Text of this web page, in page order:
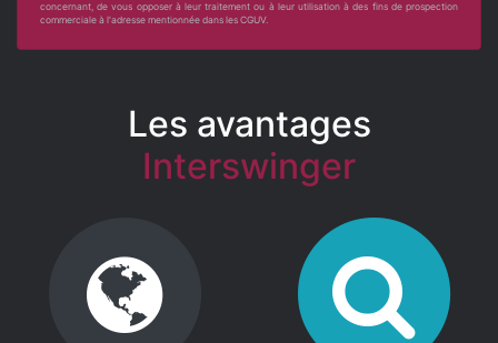
concernant, de vous opposer à leur traitement ou à leur utilisation à des fins de prospection
commerciale à l'adresse mentionnée dans les CGUV.
Les avantages
Interswinger